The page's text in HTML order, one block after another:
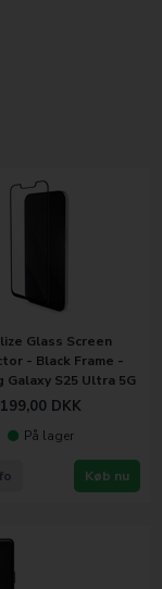
Glass Screen
- Black Frame -
Galaxy S25 Ultra 5G
199,00 DKK
På lager
Køb nu